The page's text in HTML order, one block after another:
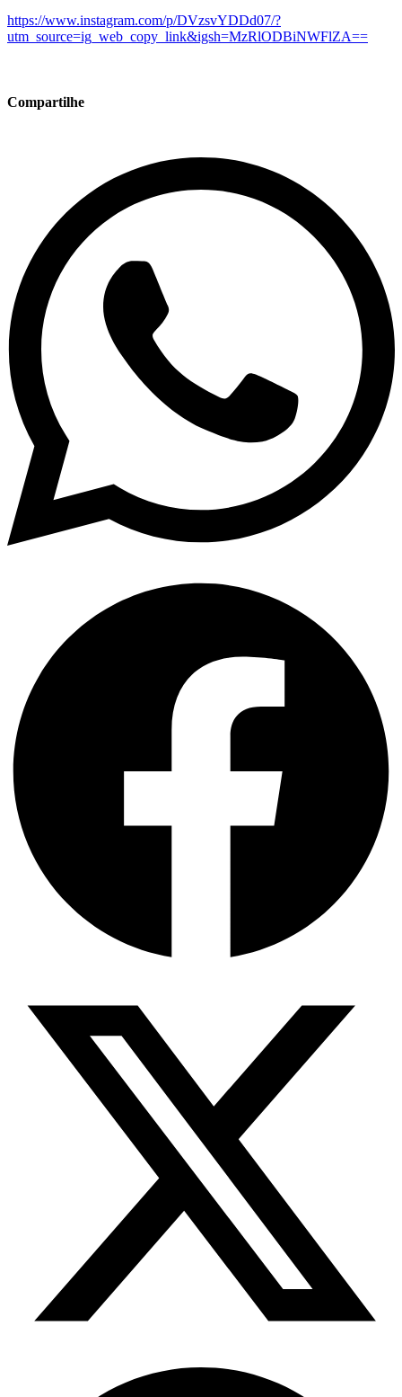
https://www.instagram.com/p/DVzsvYDDd07/?
utm_source=ig_web_copy_link&igsh=MzRlODBiNWFlZA==
Compartilhe